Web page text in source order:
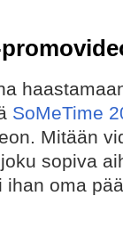
SoMeTime
Mitään
sopiva
ihan oma